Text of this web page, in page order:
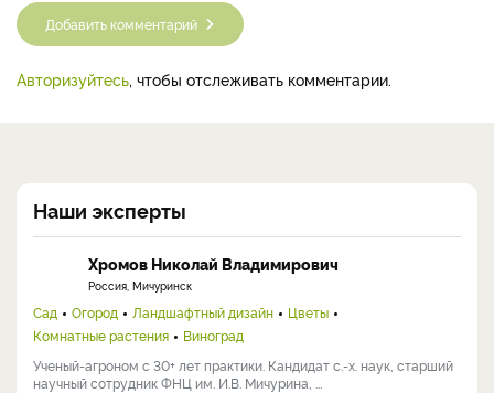
Добавить комментарий
Авторизуйтесь, чтобы отслеживать комментарии.
Наши эксперты
Хромов Николай Владимирович
Россия, Мичуринск
Сад Огород Ландшафтный дизайн
Цветы
Комнатные растения
Виноград
Ученый-агроном с 30+ лет практики. Кандидат с.-х. наук, старший
научный сотрудник ФНЦ им. И.В. Мичурина, ...